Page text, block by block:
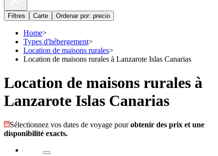
Filtres Carte Ordenar por: precio
Home>
Types d'hébergement>
Location de maisons rurales>
Location de maisons rurales à Lanzarote Islas Canarias
Location de maisons rurales à
Lanzarote Islas Canarias
Sélectionnez vos dates de voyage pourobtenir des prix et une
disponibilité exacts.